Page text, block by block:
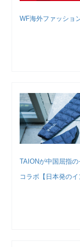
WF海外ファッショ
TAIONが中国屈指
コラボ【日本発の